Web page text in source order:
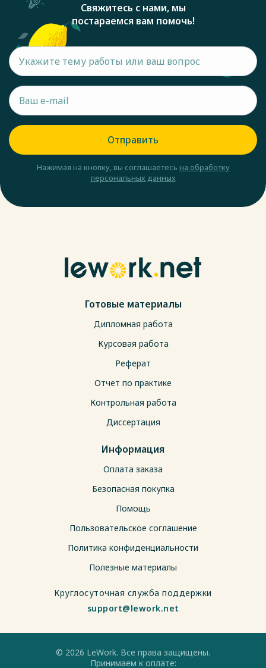
Свяжитесь с нами, мы
постараемся вам помочь!
Отправить
Нажимая на кнопку, вы соглашаетесь на обработку
персональных данных
Готовые материалы
Дипломная работа
Курсовая работа
Реферат
Отчет по практике
Контрольная работа
Диссертация
Информация
Оплата заказа
Безопасная покупка
Помощь
Пользовательское соглашение
Политика конфиденциальности
Полезные материалы
Круглосуточная служба поддержки
support@lework.net
© 2026 LeWork. Все права защищены.
Принимаем к оплате: